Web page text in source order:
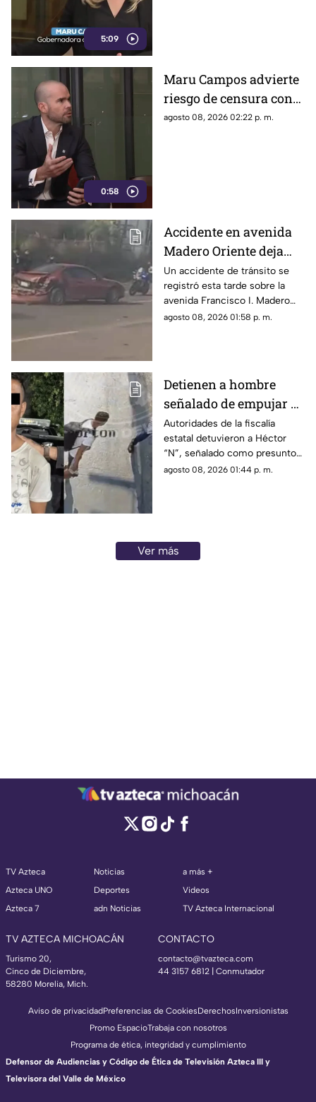
5:09
0:58
Maru Campos advierte
riesgo de censura con
nuevos lineamientos
agosto 08, 2026 02:22 p. m.
Accidente en avenida
Madero Oriente deja
daños materiales en
Morelia
Un accidente de tránsito se
registró esta tarde sobre la
avenida Francisco I. Madero
Oriente, en Morelia, a la altura
agosto 08, 2026 01:58 p. m.
Detienen a hombre
señalado de empujar a
adulto mayor que
murió arrollado por
tráiler
Autoridades de la fiscalía
estatal detuvieron a Héctor
“N”, señalado como presunto
responsable de empujar a un
agosto 08, 2026 01:44 p. m.
Ver más
TV Azteca
Azteca UNO
Azteca 7
Noticias
Deportes
adn Noticias
a más +
Videos
TV Azteca Internacional
TV AZTECA MICHOACÁN
Turismo 20,
Cinco de Diciembre,
58280 Morelia, Mich.
CONTACTO
contacto@tvazteca.com
44 3157 6812 | Conmutador
Aviso de privacidadPreferencias de CookiesDerechosInversionistas
Promo EspacioTrabaja con nosotros
Programa de ética, integridad y cumplimiento
Defensor de Audiencias y Código de Ética de Televisión Azteca III y
Televisora del Valle de México